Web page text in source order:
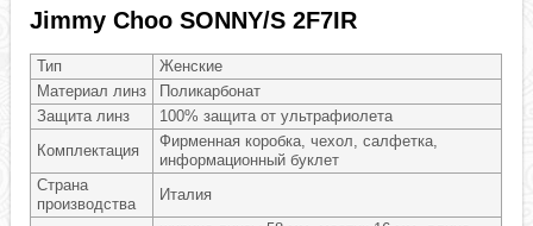
Jimmy Choo SONNY/S 2F7IR
Тип
Женские
Материал линз
Поликарбонат
Защита линз
100% защита от ультрафиолета
Комплектация
Фирменная коробка, чехол, салфетка,
информационный буклет
Страна
производства
Италия